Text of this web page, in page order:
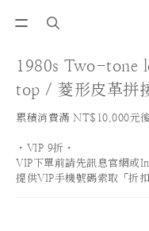
1980s Two-tone
top / 菱形皮革拼
累積消費滿 NT$10,000元
・VIP 9折・
VIP下單前請先訊息官網或
提供VIP手機號碼索取「折扣